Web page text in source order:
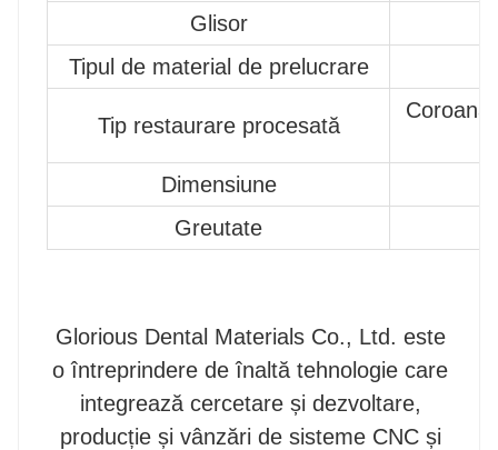
Glisor
Tipul de material de prelucrare
Tip restaurare procesată
Dimensiune
Greutate
Glorious Dental Materials Co., Ltd. este
o întreprindere de înaltă tehnologie care
integrează cercetare și dezvoltare,
producție și vânzări de sisteme CNC și